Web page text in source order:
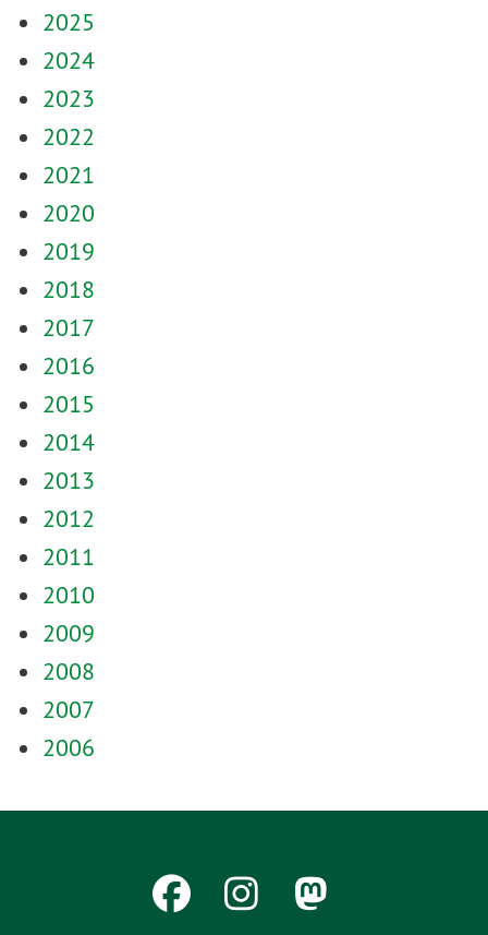
2025
2024
2023
2022
2021
2020
2019
2018
2017
2016
2015
2014
2013
2012
2011
2010
2009
2008
2007
2006